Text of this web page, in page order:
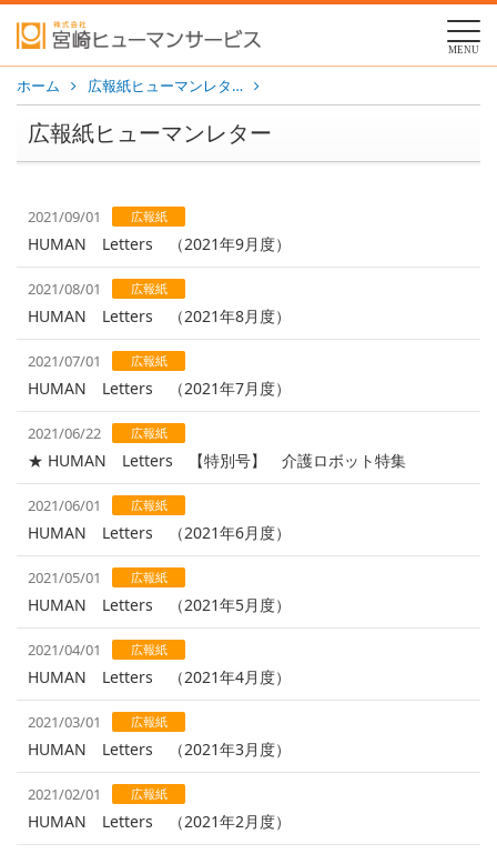
MENU
ホーム 広報紙ヒューマンレタ…
広報紙ヒューマンレター
2021/09/01 広報紙
HUMAN Letters （2021年9月度）
2021/08/01 広報紙
HUMAN Letters （2021年8月度）
2021/07/01 広報紙
HUMAN Letters （2021年7月度）
2021/06/22 広報紙
★ HUMAN Letters 【特別号】 介護ロボット特集
2021/06/01 広報紙
HUMAN Letters （2021年6月度）
2021/05/01 広報紙
HUMAN Letters （2021年5月度）
2021/04/01 広報紙
HUMAN Letters （2021年4月度）
2021/03/01 広報紙
HUMAN Letters （2021年3月度）
2021/02/01 広報紙
HUMAN Letters （2021年2月度）